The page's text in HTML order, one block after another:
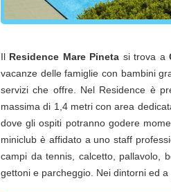
Il Residence Mare Pineta si trova a
vacanze delle famiglie con bambini
servizi che offre. Nel Residence è
massima di 1,4 metri con area
dove gli ospiti potranno godere
miniclub è affidato a uno staff
campi da tennis, calcetto, pallavolo,
gettoni e parcheggio. Nei dintorni ed